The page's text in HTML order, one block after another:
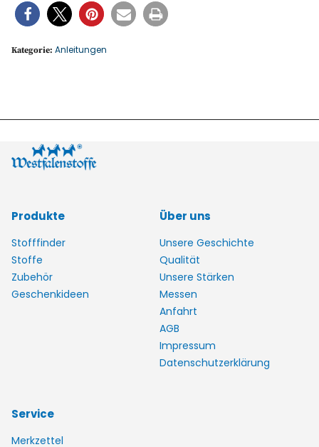
Kategorie:Anleitungen
Produkte
Stofffinder
Stoffe
Zubehör
Geschenkideen
Über uns
Unsere Geschichte
Qualität
Unsere Stärken
Messen
Anfahrt
AGB
Impressum
Datenschutzerklärung
Service
Merkzettel